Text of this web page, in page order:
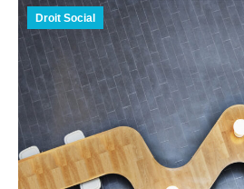
Droit Social